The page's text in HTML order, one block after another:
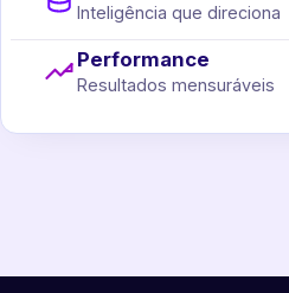
Inteligência que direciona
Performance
Resultados mensuráveis